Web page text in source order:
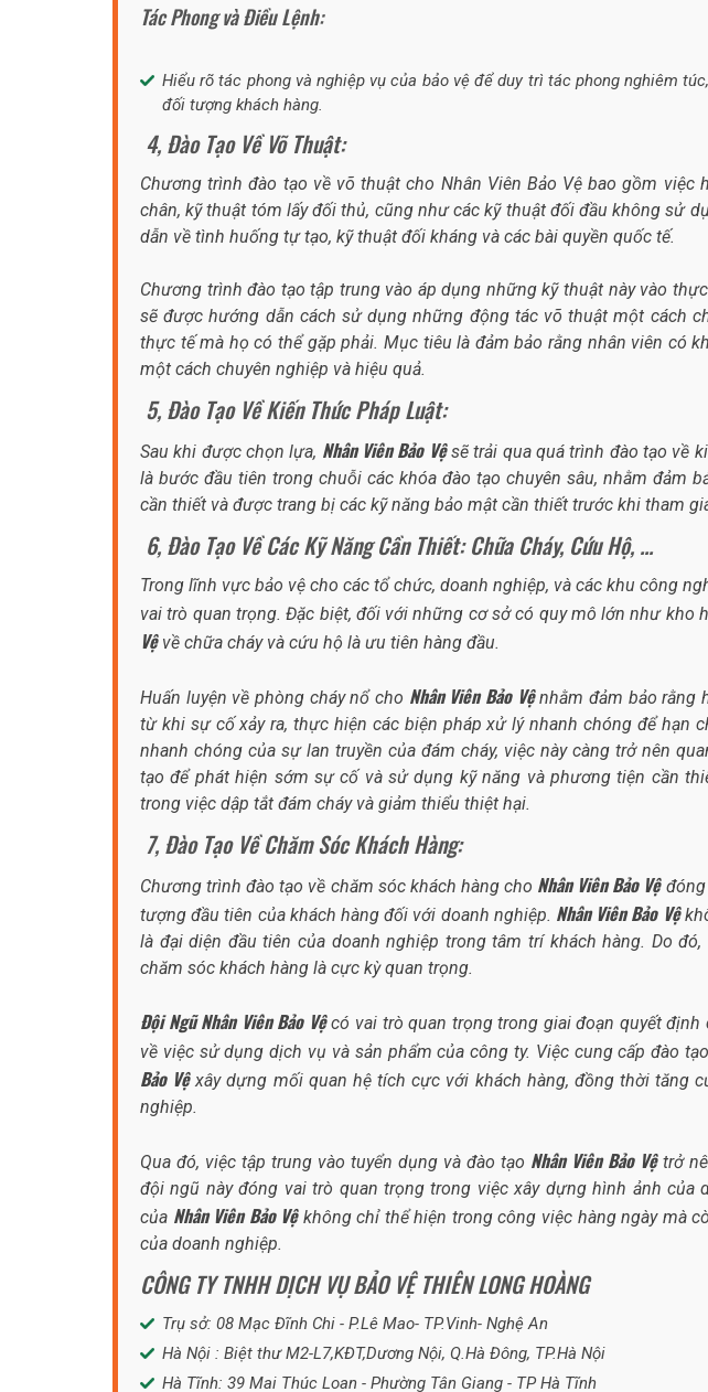
Tác Phong và Điều Lệnh:
Hiểu rõ tác phong và nghiệp vụ của bảo vệ để duy trì tác phong nghiêm
đối tượng khách hàng.
4, Đào Tạo Về Võ Thuật:
Chương trình đào tạo về võ thuật cho Nhân Viên Bảo Vệ bao gồm việc
chân, kỹ thuật tóm lấy đối thủ, cũng như các kỹ thuật đối đầu không sử
dẫn về tình huống tự tạo, kỹ thuật đối kháng và các bài quyền quốc tế.
Chương trình đào tạo tập trung vào áp dụng những kỹ thuật này vào
sẽ được hướng dẫn cách sử dụng những động tác võ thuật một cách
thực tế mà họ có thể gặp phải. Mục tiêu là đảm bảo rằng nhân viên có
một cách chuyên nghiệp và hiệu quả.
5, Đào Tạo Về Kiến Thức Pháp Luật:
Sau khi được chọn lựa, Nhân Viên Bảo Vệsẽ trải qua quá trình đào tạo về
là bước đầu tiên trong chuỗi các khóa đào tạo chuyên sâu, nhằm đảm
cần thiết và được trang bị các kỹ năng bảo mật cần thiết trước khi tham
6, Đào Tạo Về Các Kỹ Năng Cần Thiết: Chữa Cháy, Cứu Hộ, ...
Trong lĩnh vực bảo vệ cho các tổ chức, doanh nghiệp, và các khu công
vai trò quan trọng. Đặc biệt, đối với những cơ sở có quy mô lớn như kho
Vệvề chữa cháy và cứu hộ là ưu tiên hàng đầu.
Huấn luyện về phòng cháy nổ cho Nhân Viên Bảo Vệnhằm đảm bảo rằng
từ khi sự cố xảy ra, thực hiện các biện pháp xử lý nhanh chóng để hạn
nhanh chóng của sự lan truyền của đám cháy, việc này càng trở nên
tạo để phát hiện sớm sự cố và sử dụng kỹ năng và phương tiện cần
trong việc dập tắt đám cháy và giảm thiểu thiệt hại.
7, Đào Tạo Về Chăm Sóc Khách Hàng:
Chương trình đào tạo về chăm sóc khách hàng cho Nhân Viên Bảo Vệđóng
tượng đầu tiên của khách hàng đối với doanh nghiệp. Nhân Viên Bảo Vệ
là đại diện đầu tiên của doanh nghiệp trong tâm trí khách hàng. Do
chăm sóc khách hàng là cực kỳ quan trọng.
Đội Ngũ Nhân Viên Bảo Vệcó vai trò quan trọng trong giai đoạn quyết định
về việc sử dụng dịch vụ và sản phẩm của công ty. Việc cung cấp đào
Bảo Vệxây dựng mối quan hệ tích cực với khách hàng, đồng thời tăng
nghiệp.
Qua đó, việc tập trung vào tuyển dụng và đào tạo Nhân Viên Bảo Vệtrở
đội ngũ này đóng vai trò quan trọng trong việc xây dựng hình ảnh của
của Nhân Viên Bảo Vệkhông chỉ thể hiện trong công việc hàng ngày mà
của doanh nghiệp.
CÔNG TY TNHH DỊCH VỤ BẢO VỆ THIÊN LONG HOÀNG
Trụ sở: 08 Mạc Đĩnh Chi - P.Lê Mao- TP.Vinh- Nghệ An
Hà Nội : Biệt thư M2-L7,KĐT,Dương Nội, Q.Hà Đông, TP.Hà Nội
Hà Tĩnh: 39 Mai Thúc Loan - Phường Tân Giang - TP Hà Tĩnh